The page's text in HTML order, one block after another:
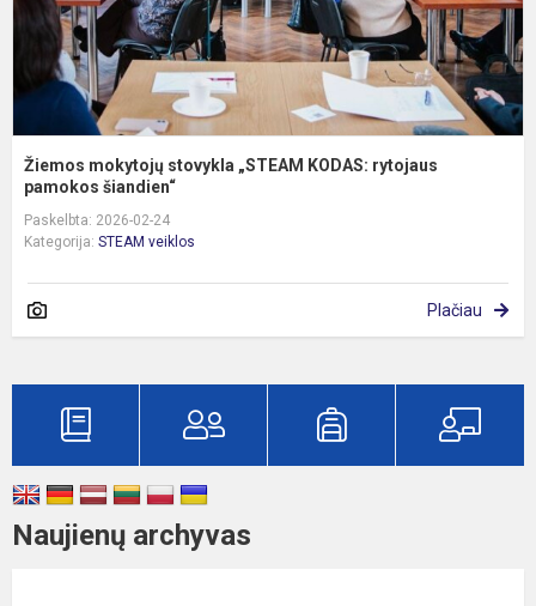
Žiemos mokytojų stovykla „STEAM KODAS: rytojaus
pamokos šiandien“
Paskelbta: 2026-02-24
Kategorija: STEAM veiklos
Plačiau
Naujienų archyvas